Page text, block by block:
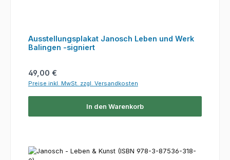
Ausstellungsplakat Janosch Leben und Werk
Balingen -signiert
Regulärer Preis:
49,00 €
Preise inkl. MwSt. zzgl. Versandkosten
In den Warenkorb